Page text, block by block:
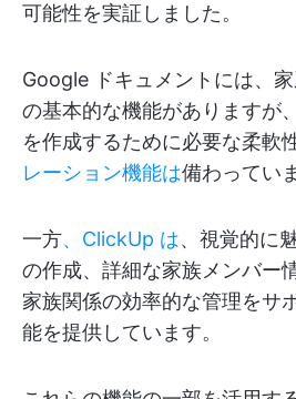
可能性を実証しました。
Google ドキュメントには、
の基本的な機能がありますが
を作成するために必要な柔軟
レーション機能は備わってい
一方、ClickUp は、視覚的に
の作成、詳細な家族メンバー
家族関係の効率的な管理をサ
能を提供しています。